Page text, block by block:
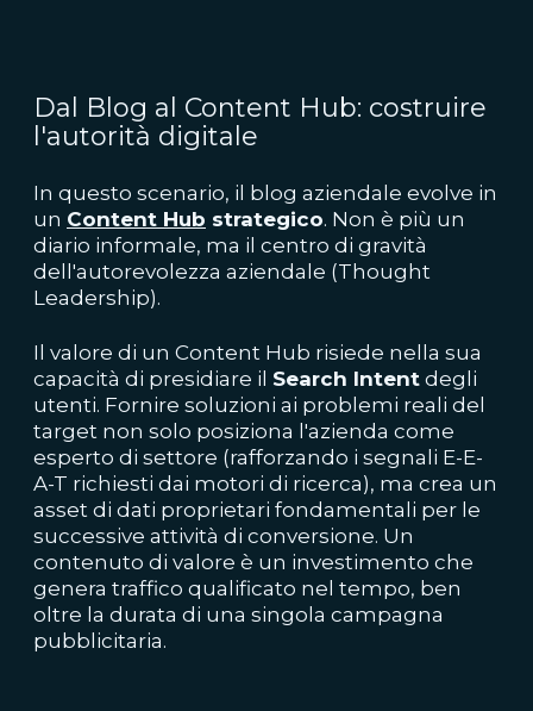
Dal Blog al Content Hub: costruire
l'autorità digitale
In questo scenario, il blog aziendale evolve in
un Content Hub strategico. Non è più un
diario informale, ma il centro di gravità
dell'autorevolezza aziendale (Thought
Leadership).
Il valore di un Content Hub risiede nella sua
capacità di presidiare il Search Intent degli
utenti. Fornire soluzioni ai problemi reali del
target non solo posiziona l'azienda come
esperto di settore (rafforzando i segnali E-E-
A-T richiesti dai motori di ricerca), ma crea un
asset di dati proprietari fondamentali per le
successive attività di conversione. Un
contenuto di valore è un investimento che
genera traffico qualificato nel tempo, ben
oltre la durata di una singola campagna
pubblicitaria.